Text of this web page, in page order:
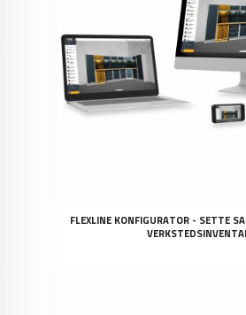
FLEXLINE KONFIGURATOR - SETTE